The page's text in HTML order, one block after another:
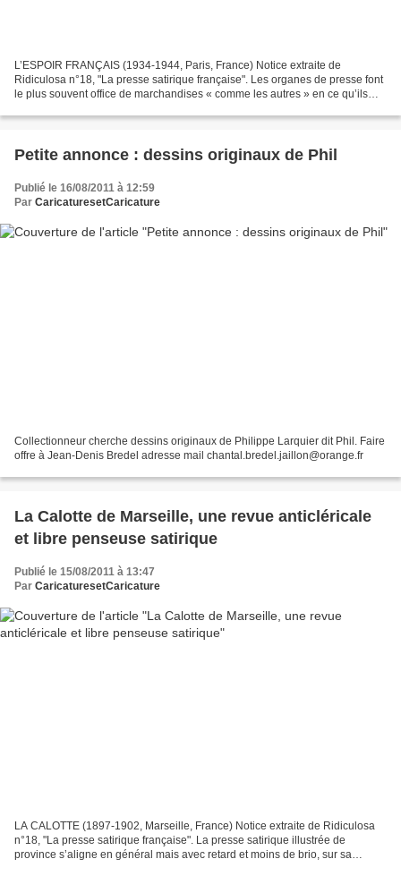
L’ESPOIR FRANÇAIS (1934-1944, Paris, France) Notice extraite de
Ridiculosa n°18, "La presse satirique française". Les organes de presse font
le plus souvent office de marchandises « comme les autres » en ce qu’ils
Petite annonce : dessins originaux de Phil
Publié le 16/08/2011 à 12:59
Par CaricaturesetCaricature
Collectionneur cherche dessins originaux de Philippe Larquier dit Phil. Faire
offre à Jean-Denis Bredel adresse mail chantal.bredel.jaillon@orange.fr
La Calotte de Marseille, une revue anticléricale
et libre penseuse satirique
Publié le 15/08/2011 à 13:47
Par CaricaturesetCaricature
LA CALOTTE (1897-1902, Marseille, France) Notice extraite de Ridiculosa
n°18, "La presse satirique française". La presse satirique illustrée de
province s’aligne en général mais avec retard et moins de brio, sur sa